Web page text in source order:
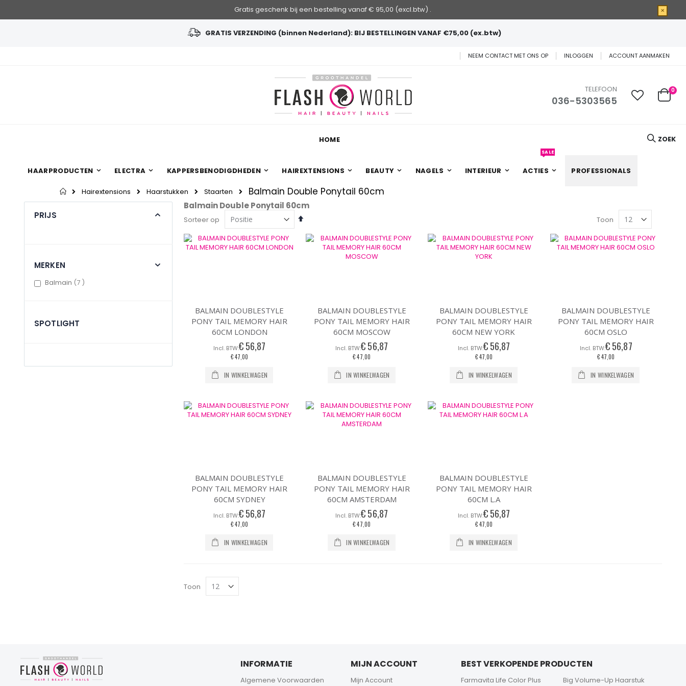
Gratis geschenk bij een bestelling vanaf € 95,00 (excl.btw) . ×
GRATIS VERZENDING (binnen Nederland): BIJ BESTELLINGEN VANAF €75,00 (ex.btw)
NEEM CONTACT MET ONS OP INLOGGEN ACCOUNT AANMAKEN
TELEFOON
036-5303565
ZOEK
Cart
0
HOME
HAARPRODUCTEN ELECTRA KAPPERSBENODIGDHEDEN HAIREXTENSIONS BEAUTY NAGELS INTERIEUR ACTIES
SALE
PROFESSIONALS
Home
Hairextensions Haarstukken Staarten Balmain Double Ponytail 60cm
Balmain Double Ponytail 60cm
Sorteer op
Van
naar
laag
Toon
BALMAIN DOUBLESTYLE
PONY TAIL MEMORY HAIR
60CM LONDON
€ 56,87
€ 47,00
IN WINKELWAGEN
BALMAIN DOUBLESTYLE
PONY TAIL MEMORY HAIR
60CM MOSCOW
€ 56,87
€ 47,00
IN WINKELWAGEN
BALMAIN DOUBLESTYLE
PONY TAIL MEMORY HAIR
60CM NEW YORK
€ 56,87
€ 47,00
IN WINKELWAGEN
BALMAIN DOUBLESTYLE
PONY TAIL MEMORY HAIR
60CM OSLO
€ 56,87
€ 47,00
IN WINKELWAGEN
BALMAIN DOUBLESTYLE
PONY TAIL MEMORY HAIR
60CM SYDNEY
€ 56,87
€ 47,00
IN WINKELWAGEN
BALMAIN DOUBLESTYLE
PONY TAIL MEMORY HAIR
60CM AMSTERDAM
€ 56,87
€ 47,00
IN WINKELWAGEN
BALMAIN DOUBLESTYLE
PONY TAIL MEMORY HAIR
60CM L.A
€ 56,87
€ 47,00
IN WINKELWAGEN
Toon
PRIJS
MERKEN
Balmain 7 items
SPOTLIGHT
INFORMATIE
Algemene Voorwaarden
MIJN ACCOUNT
Mijn Account
BEST VERKOPENDE PRODUCTEN
Farmavita Life Color Plus Big Volume-Up Haarstuk